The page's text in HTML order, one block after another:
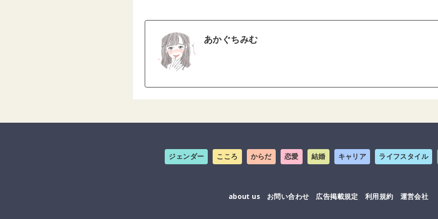
あかぐちみむ
ジェンダー こころ からだ 恋愛 結婚 キャリア ライフスタイル
about us お問い合わせ 広告掲載規定 利用規約 運営会社